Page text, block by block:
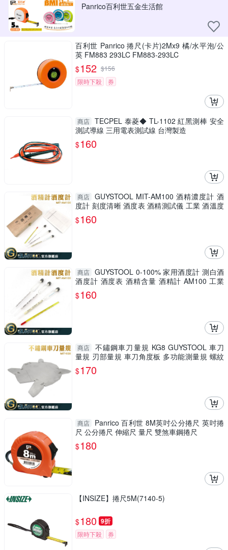
Panrico百利世五金生活館
百利世 Panrico 捲尺(卡片)2Mx9 橘/水平泡/公
英 FM883 293LC FM883-293LC
$152 $156
限時下殺
券
商店 TECPEL 泰菱◆ TL-1102 紅黑測棒 安全
測試導線 三用電表測試線 台灣製造
$160
商店 GUYSTOOL MIT-AM100 酒精濃度計 酒
度計 刻度清晰 酒度表 酒精測試儀 工業 酒溫度
計
$160
商店 GUYSTOOL 0-100% 家用酒度計 測白酒
酒度計 酒度表 酒精含量 酒精計 AM100 工業
酒精濃度計酒溫度計
$160
商店
不鏽鋼車刀量規 KG8 GUYSTOOL 車刀
量規 刃部量規 車刀角度板 多功能測量規 螺紋
量規
$170
商店
Panrico 百利世 8M英吋公分捲尺 英吋捲
尺 公分捲尺 伸縮尺 量尺 雙煞車鋼捲尺
$180
【INSIZE】捲尺5M(7140-5)
$180 9折
限時下殺 券